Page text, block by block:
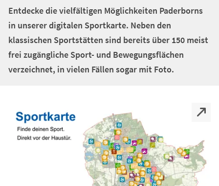
Entdecke die vielfältigen Möglichkeiten Paderborns
in unserer digitalen Sportkarte. Neben den
klassischen Sportstätten sind bereits über 150 meist
frei zugängliche Sport- und Bewegungsflächen
verzeichnet, in vielen Fällen sogar mit Foto.